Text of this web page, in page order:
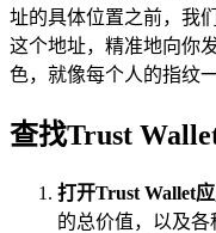
址的具体位置之前，我
这个地址，精准地向你
色，就像每个人的指纹
查找Trust
打开Trust Wallet应
的总价值，以及